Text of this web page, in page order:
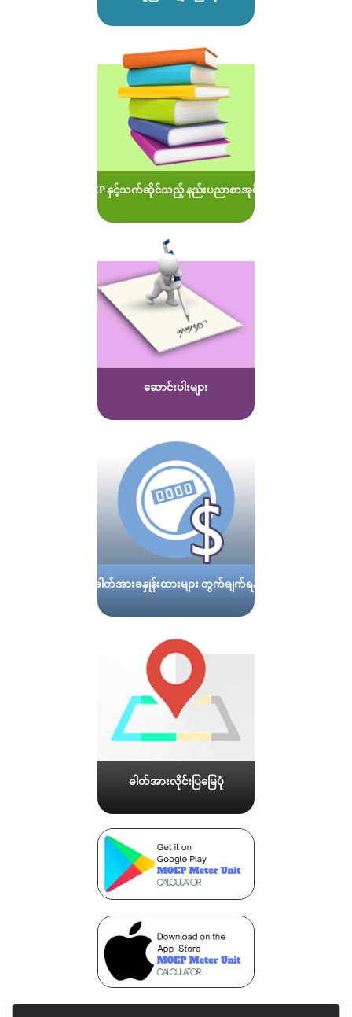
MOEP နှင့်သက်ဆိုင်သည့် နည်းပညာစာအုပ်များ
ဆောင်းပါးများ
ဓါတ်အားခနှုန်းထားများ တွက်ချက်ရန်
ဓါတ်အားလိုင်းပြမြေပုံ